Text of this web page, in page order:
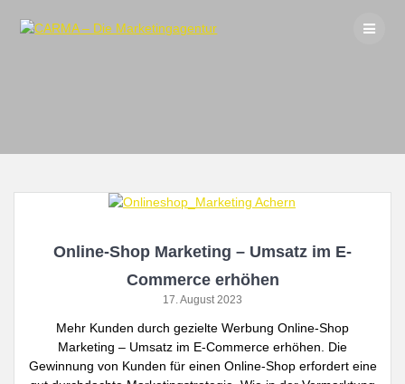
to
Online-Shop Marketing – Umsatz im E-
Commerce erhöhen
17. August 2023
Mehr Kunden durch gezielte Werbung Online-Shop
Marketing – Umsatz im E-Commerce erhöhen. Die
Gewinnung von Kunden für einen Online-Shop erfordert eine